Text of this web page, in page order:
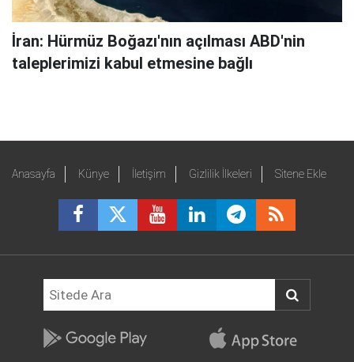
İran: Hürmüz Boğazı'nın açılması ABD'nin
taleplerimizi kabul etmesine bağlı
Anasayfa Künye İletişim Gizlilik İlkeleri Sitene Ekle